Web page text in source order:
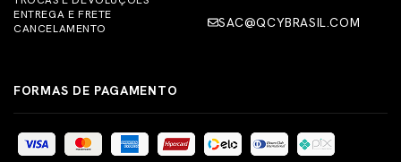
ENTREGA E FRETE
CANCELAMENTO
SAC@QCYBRASIL.COM
FORMAS DE PAGAMENTO